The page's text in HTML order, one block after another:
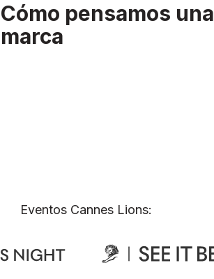
Cómo pensamos una
marca
Eventos Cannes Lions: